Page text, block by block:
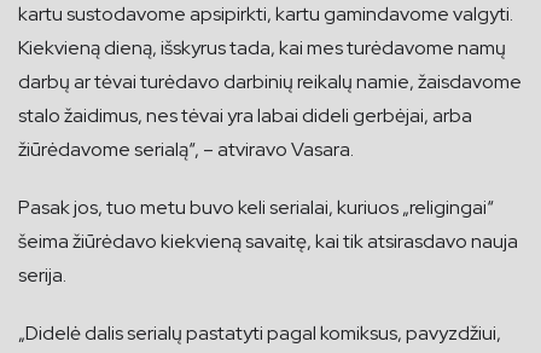
kartu sustodavome apsipirkti, kartu gamindavome valgyti.
Kiekvieną dieną, išskyrus tada, kai mes turėdavome namų
darbų ar tėvai turėdavo darbinių reikalų namie, žaisdavome
stalo žaidimus, nes tėvai yra labai dideli gerbėjai, arba
žiūrėdavome serialą“, – atviravo Vasara.
Pasak jos, tuo metu buvo keli serialai, kuriuos „religingai“
šeima žiūrėdavo kiekvieną savaitę, kai tik atsirasdavo nauja
serija.
„Didelė dalis serialų pastatyti pagal komiksus, pavyzdžiui,